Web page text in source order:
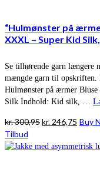
“Hulmønster på
XXXL – Super Kid
Se tilhørende garn længere
mængde garn til opskriften.
Hulmønster på ærmer
Silk Indhold: Kid silk, …
kr.300,95Den
pris
kr. 246,75 Den
pris
Buy
Tilbud